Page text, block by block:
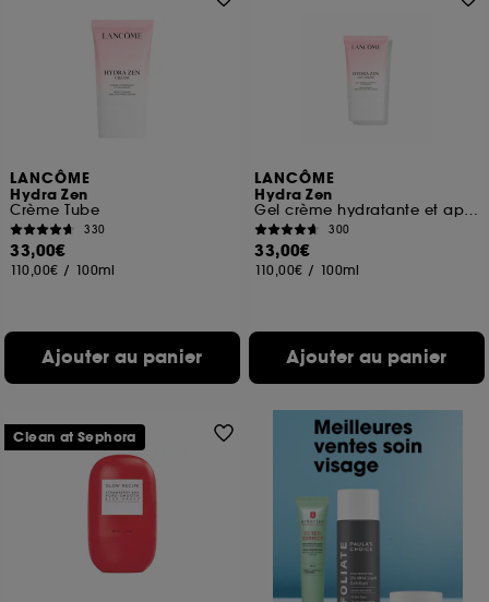
LANCÔME
Hydra Zen
Crème Tube
330
33,00€
110,00€ / 100ml
Ajouter au panier
LANCÔME
Hydra Zen
Gel crème hydratante et apaisante
300
33,00€
110,00€ / 100ml
Ajouter au panier
Clean at Sephora